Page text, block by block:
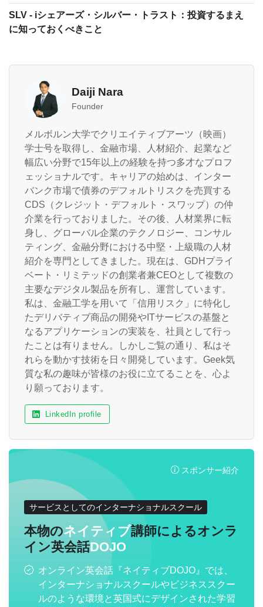
SLV - iシェアーズ・シルバー・トラスト：投資するまえ
に知っておくべきこと
Daiji Nara
Founder
メルボルン大学でクリエイティブアーツ（映画）
学士号を取得し、金融市場、人材紹介、起業など
幅広い分野で15年以上の経験を持つ多才なプロフ
ェッショナルです。キャリアの始めは、インター
バンク市場で債券のデフォルトリスクを売買する
CDS（クレジット・デフォルト・スワップ）の仲
介業を行っておりました。その後、人材業界に転
身し、グローバル企業のテクノロジー、コンサル
ティング、金融分野における中堅・上級職の人材
紹介を専門としてきました。現在は、GDHプライ
ベート・リミテッドの創業者兼CEOとして複数の
主要なデジタル製品を所有し、運営しています。
私は、金融工学を用いて「信用リスク」に特化し
たデリバティブ商品の開発やITサービスの基盤と
なるアプリケーションの実装を、社員として行っ
たことは有りません。しかしご覧の通り、私はそ
れらを動かす技術を日々開発しています。Geek気
質な私の趣味が皆様のお役に立てることを、心よ
り願っております。
LinkedIn profile
スポンサー紹介
サービスとしてのインターナショナルスクール
本物のネイティブ講師によるオンラ
イン英会話DOJO
オンライン英会話『ネイティブDOJO』では、
インターナショナルスクールやビジネススクー
ルのような環境と英国式にデザインされた学習